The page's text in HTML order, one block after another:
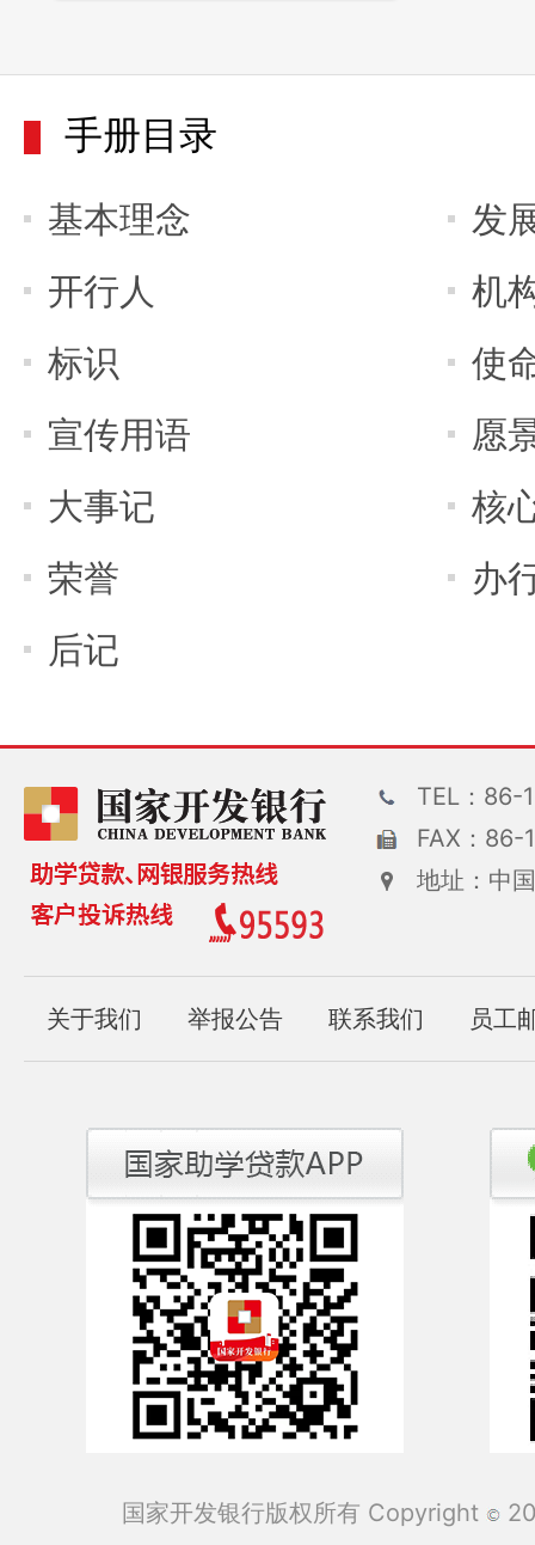
手册目录
基本理念
发
开行人
机
标识
使
宣传用语
愿
大事记
核
荣誉
办
后记
TEL：86-
FAX：
地址：中
关于我们 举报公告 联系我们 员工
国家开发银行版权所有 Copyright